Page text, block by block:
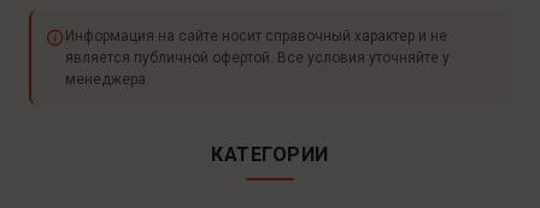
Информация на сайте носит справочный характер и не
является публичной офертой. Все условия уточняйте у
менеджера.
КАТЕГОРИИ